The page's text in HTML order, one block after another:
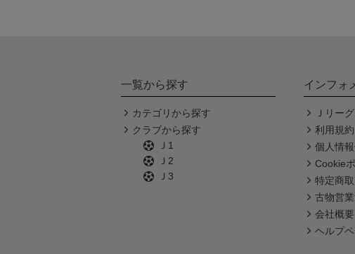
一覧から探す
カテゴリから探す
クラブから探す
Ｊ1
Ｊ2
Ｊ3
インフォ
Ｊリー
利用規約
個人情
Cookie
特定商
古物営
会社概要
ヘルプ